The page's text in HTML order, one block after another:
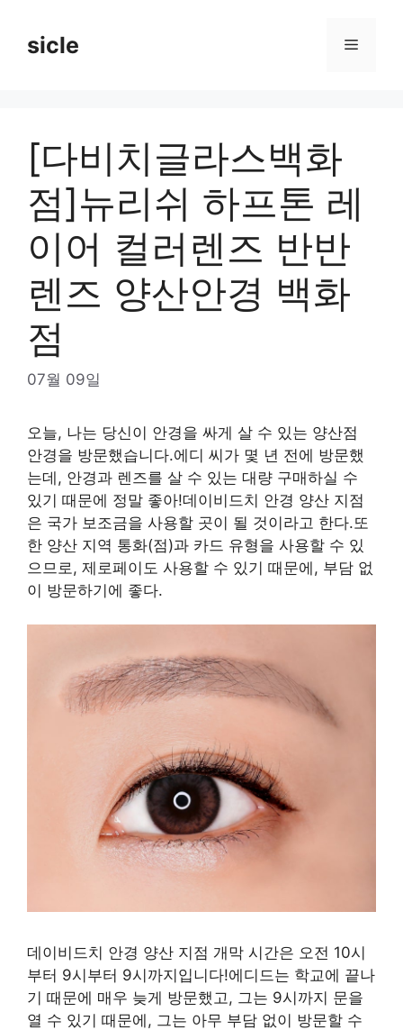
contentsicle Menu
[다비치글라스백화
점]뉴리쉬 하프톤 레
이어 컬러렌즈 반반
렌즈 양산안경 백화
점
07월 09일
오늘, 나는 당신이 안경을 싸게 살 수 있는 양산점
안경을 방문했습니다.에디 씨가 몇 년 전에 방문했
는데, 안경과 렌즈를 살 수 있는 대량 구매하실 수
있기 때문에 정말 좋아!데이비드치 안경 양산 지점
은 국가 보조금을 사용할 곳이 될 것이라고 한다.또
한 양산 지역 통화(점)과 카드 유형을 사용할 수 있
으므로, 제로페이도 사용할 수 있기 때문에, 부담 없
이 방문하기에 좋다.
데이비드치 안경 양산 지점 개막 시간은 오전 10시
부터 9시부터 9시까지입니다!에디드는 학교에 끝나
기 때문에 매우 늦게 방문했고, 그는 9시까지 문을
열 수 있기 때문에, 그는 아무 부담 없이 방문할 수